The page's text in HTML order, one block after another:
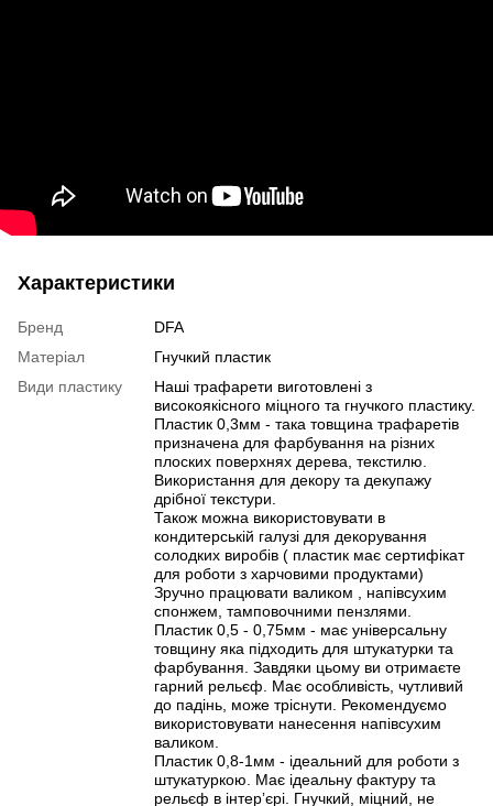
Характеристики
Бренд
DFA
Матеріал
Гнучкий пластик
Види пластику
Наші трафарети виготовлені з
високоякісного міцного та гнучкого пластику.
Пластик 0,3мм - така товщина трафаретів
призначена для фарбування на різних
плоских поверхнях дерева, текстилю.
Використання для декору та декупажу
дрібної текстури.
Також можна використовувати в
кондитерській галузі для декорування
солодких виробів ( пластик має сертифікат
для роботи з харчовими продуктами)
Зручно працювати валиком , напівсухим
спонжем, тамповочними пензлями.
Пластик 0,5 - 0,75мм - має універсальну
товщину яка підходить для штукатурки та
фарбування. Завдяки цьому ви отримаєте
гарний рельєф. Має особливість, чутливий
до падінь, може тріснути. Рекомендуємо
використовувати нанесення напівсухим
валиком.
Пластик 0,8-1мм - ідеальний для роботи з
штукатуркою. Має ідеальну фактуру та
рельєф в інтерʼєрі. Гнучкий, міцний, не